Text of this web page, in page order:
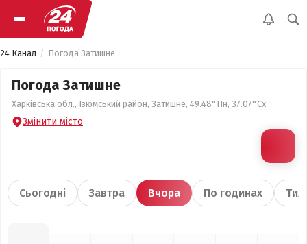
24 Канал Погода Затишне
Погода Затишне
Харківська обл., Ізюмський район, Затишне, 49.48°Пн, 37.07°Сх
Змінити місто
Сьогодні Завтра Вчора По годинах